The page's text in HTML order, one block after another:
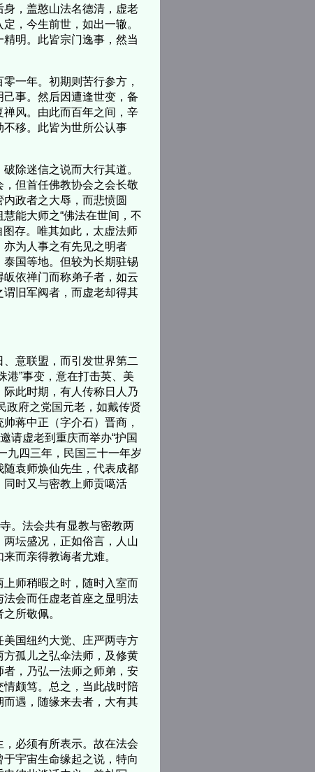
，盖憨山法名德清，虚老
，今生前世，如出一辙。
明。此皆宗门逸事，然当
一年。初期则苦行参方，
事。然后因遭逢世变，备
风。由此而百年之间，辛
移。此皆为世所公认事
除迷信之说而大行其道。
但首任佛教协会之会长敬
政者之大辱，而悲愤圆
能大师之“佛法在世间，不
图存。唯其如此，太虚法师
为人事之有先见之明者
国等地。但较为长期驻锡
依禅门而称弟子者，如云
旧军阀者，而虚老却得其
意联盟，而引发世界第二
港”事变，意在打击英、美
此时期，有人传称日人乃
政府之党国元老，如戴传贤
蒋中正（字介石）晋商，
请虚老到重庆而举办“护国
九四三年，民国三十一年岁
袁师焕仙先生，代表成都
同时又与密教上师贡噶活
。法会共有显教与密教两
坛盛况，正如俗言，人山
而亲得教诲者尤难。
师稍暇之时，随时入室而
会而任虚老首座之显明法
所敬佩。
国纽约大觉、庄严两寺方
孤儿之弘伞法师，及修黄
，乃弘一法师之师弟，安
颇笃。总之，当此战时陪
遇，随缘来去者，大有其
必须有所表示。故在法会
宇宙生命缘起之说，特向